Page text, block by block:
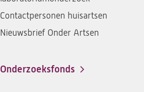
Contactpersonen huisartsen
Nieuwsbrief Onder Artsen
Onderzoeksfonds